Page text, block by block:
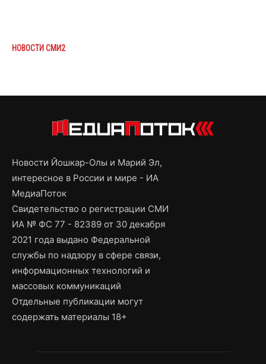
НОВОСТИ СМИ2
Новости Йошкар-Олы и Марий Эл,
интересное в России и мире - ИА
МедиаПоток
Свидетельство о регистрации СМИ
ИА № ФС 77 - 82389 от 30 декабря
2021 года выдано Федеральной
службы по надзору в сфере связи,
информационных технологий и
массовых коммуникаций
Отдельные публикации могут
содержать материалы 18+